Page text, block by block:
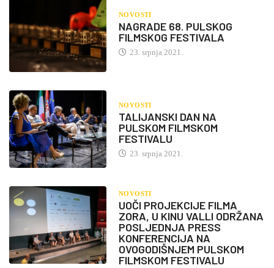
NOVOSTI
NAGRADE 68. PULSKOG
FILMSKOG FESTIVALA
23. srpnja 2021.
NOVOSTI
TALIJANSKI DAN NA
PULSKOM FILMSKOM
FESTIVALU
23. srpnja 2021.
NOVOSTI
UOČI PROJEKCIJE FILMA
ZORA, U KINU VALLI ODRŽANA
POSLJEDNJA PRESS
KONFERENCIJA NA
OVOGODIŠNJEM PULSKOM
FILMSKOM FESTIVALU